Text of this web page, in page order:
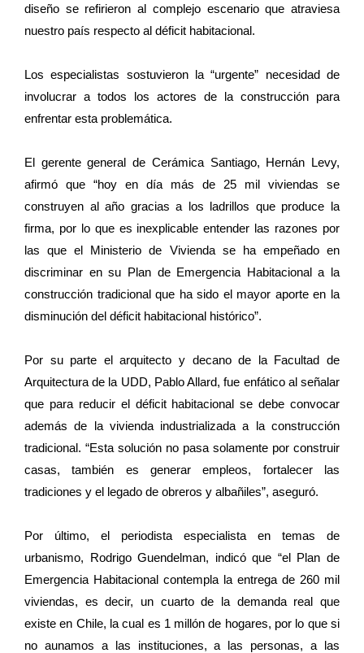
diseño se refirieron al complejo escenario que atraviesa
nuestro país respecto al déficit habitacional.
Los especialistas sostuvieron la “urgente” necesidad de
involucrar a todos los actores de la construcción para
enfrentar esta problemática.
El gerente general de Cerámica Santiago, Hernán Levy,
afirmó que “hoy en día más de 25 mil viviendas se
construyen al año gracias a los ladrillos que produce la
firma, por lo que es inexplicable entender las razones por
las que el Ministerio de Vivienda se ha empeñado en
discriminar en su Plan de Emergencia Habitacional a la
construcción tradicional que ha sido el mayor aporte en la
disminución del déficit habitacional histórico”.
Por su parte el arquitecto y decano de la Facultad de
Arquitectura de la UDD, Pablo Allard, fue enfático al señalar
que para reducir el déficit habitacional se debe convocar
además de la vivienda industrializada a la construcción
tradicional. “Esta solución no pasa solamente por construir
casas, también es generar empleos, fortalecer las
tradiciones y el legado de obreros y albañiles”, aseguró.
Por último, el periodista especialista en temas de
urbanismo, Rodrigo Guendelman, indicó que “el Plan de
Emergencia Habitacional contempla la entrega de 260 mil
viviendas, es decir, un cuarto de la demanda real que
existe en Chile, la cual es 1 millón de hogares, por lo que si
no aunamos a las instituciones, a las personas, a las